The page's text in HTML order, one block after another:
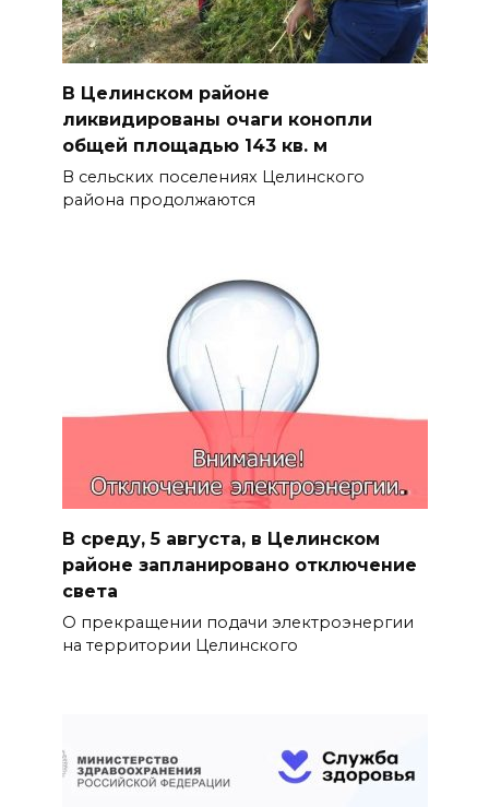
В Целинском районе
ликвидированы очаги конопли
общей площадью 143 кв. м
В сельских поселениях Целинского
района продолжаются
В среду, 5 августа, в Целинском
районе запланировано отключение
света
О прекращении подачи электроэнергии
на территории Целинского